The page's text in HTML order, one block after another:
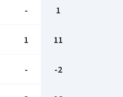
- 1
1 11
- -2